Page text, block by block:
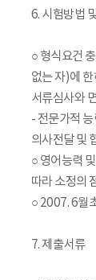
6. 시험방법
○ 형식요건
없는 자)에
서류심사와
- 전문가적
의사전달 및
○ 영어능력
따라 소정의
○ 2007. 6월
7. 제출서류